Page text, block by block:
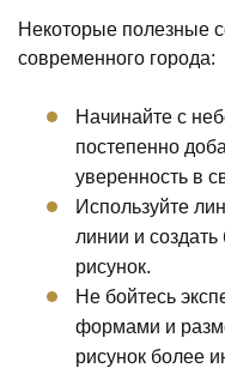
Некоторые полезные
современного города:
Начинайте с
постепенно
уверенность в
Используйте
линии и
рисунок.
Не бойтесь
формами и
рисунок более